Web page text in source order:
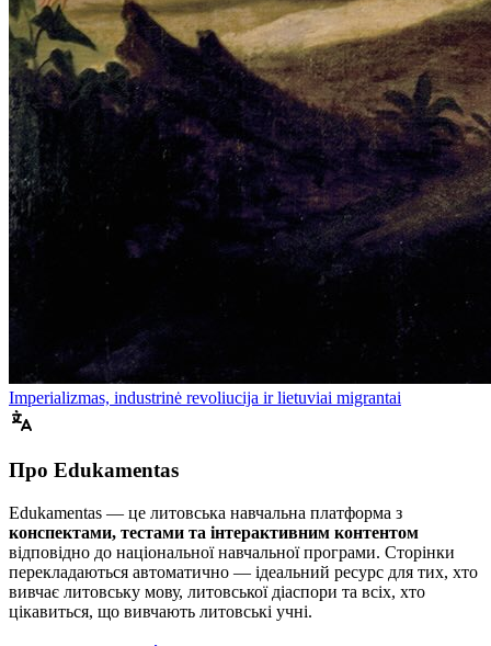
Imperializmas, industrinė revoliucija ir lietuviai migrantai
Про Edukamentas
Edukamentas — це литовська навчальна платформа з
конспектами, тестами та інтерактивним контентом
відповідно до національної навчальної програми. Сторінки
перекладаються автоматично — ідеальний ресурс для тих, хто
вивчає литовську мову, литовської діаспори та всіх, хто
цікавиться, що вивчають литовські учні.